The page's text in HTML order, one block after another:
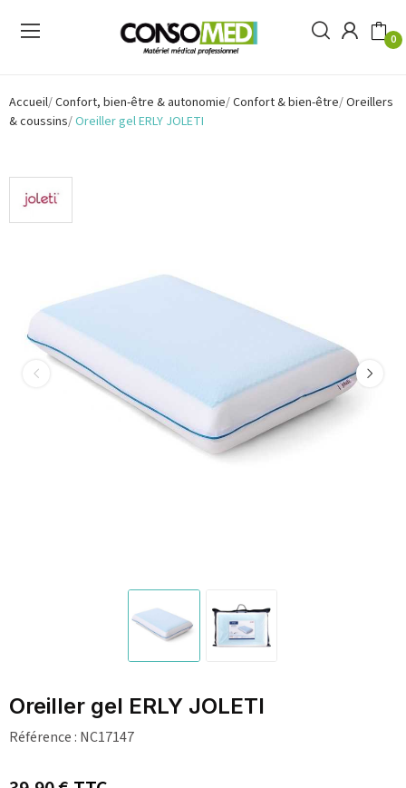
0
Accueil Confort, bien-être & autonomie Confort & bien-être Oreillers
& coussins Oreiller gel ERLY JOLETI
Oreiller gel ERLY JOLETI
Référence : NC17147